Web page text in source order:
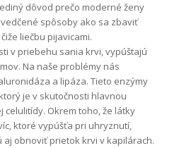
dôvod prečo moderné ženy
spôsoby ako sa zbaviť
liečbu pijavicami.
v priebehu sania krvi, vypúštajú
Na naše problémy nás
a lipáza. Tieto enzýmy
je v skutočnosti hlavnou
Okrem toho, že látky
ktoré vypúšťa pri uhryznutí,
aj obnoviť prietok krvi v kapilárach.